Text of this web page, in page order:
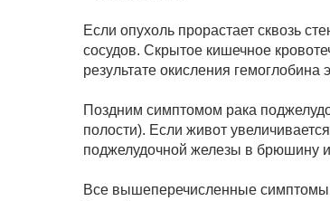
Если опухоль прорастает сквозь
сосудов. Скрытое кишечное
результате окисления гемоглобина
Поздним симптомом рака
полости). Если живот
поджелудочной железы в брюшину
Все вышеперечисленные симптомы